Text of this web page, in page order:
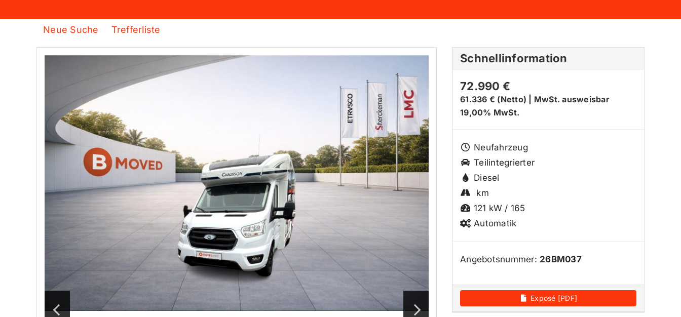
Neue Suche Trefferliste
Schnellinformation
72.990 €
61.336 € (Netto)
MwSt. ausweisbar
19,00% MwSt.
Neufahrzeug
Teilintegrierter
Diesel
km
121 kW / 165
Automatik
Angebotsnummer: 26BM037
Exposé [PDF]